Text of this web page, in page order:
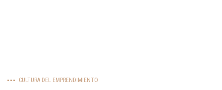
CULTURA DEL EMPRENDIMIENTO